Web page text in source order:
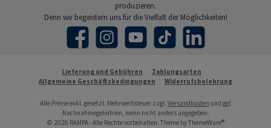
produzieren.
Denn wir begeistern uns für die Vielfalt der Möglichkeiten!
Facebook Instagram YouTube TikTok LinkedIn
Lieferung und Gebühren
Zahlungsarten
Allgemeine Geschäftsbedingungen
Widerrufsbelehrung
Alle Preise exkl. gesetzl. Mehrwertsteuer zzgl. Versandkosten und ggf.
Nachnahmegebühren, wenn nicht anders angegeben.
© 2026 RAMPA - Alle Rechte vorbehalten. Theme byThemeWare®